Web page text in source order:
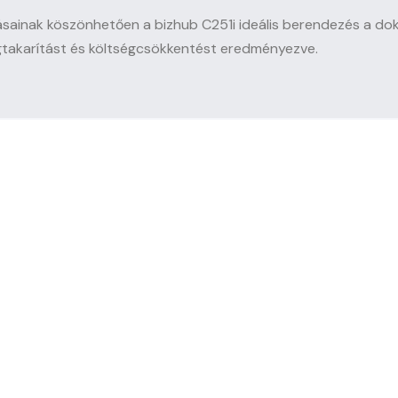
köszönhetően a bizhub C251i ideális berendezés a
és költségcsökkentést eredményezve.